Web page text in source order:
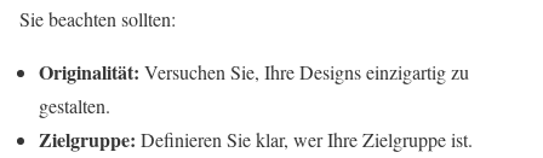
Sie beachten sollten:
Originalität: Versuchen Sie, Ihre Designs einzigartig zu
gestalten.
Zielgruppe: Definieren Sie klar, wer Ihre Zielgruppe ist.